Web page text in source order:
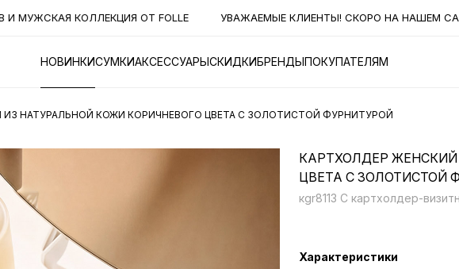
КОЛЛЕКЦИЯ ОТ FOLLE УВАЖАЕМЫЕ КЛИЕНТЫ! СКОРО НА НАШЕМ
НОВИНКИСУМКИАКСЕССУАРЫСКИДКИБРЕНДЫПОКУПАТЕЛЯМ
НАТУРАЛЬНОЙ КОЖИ КОРИЧНЕВОГО ЦВЕТА С ЗОЛОТИСТОЙ ФУРНИТУРОЙ
КАРТХОЛДЕР
ЦВЕТА С ЗОЛОТИСТОЙ
кgr8113 C картхолдер-
Характеристики